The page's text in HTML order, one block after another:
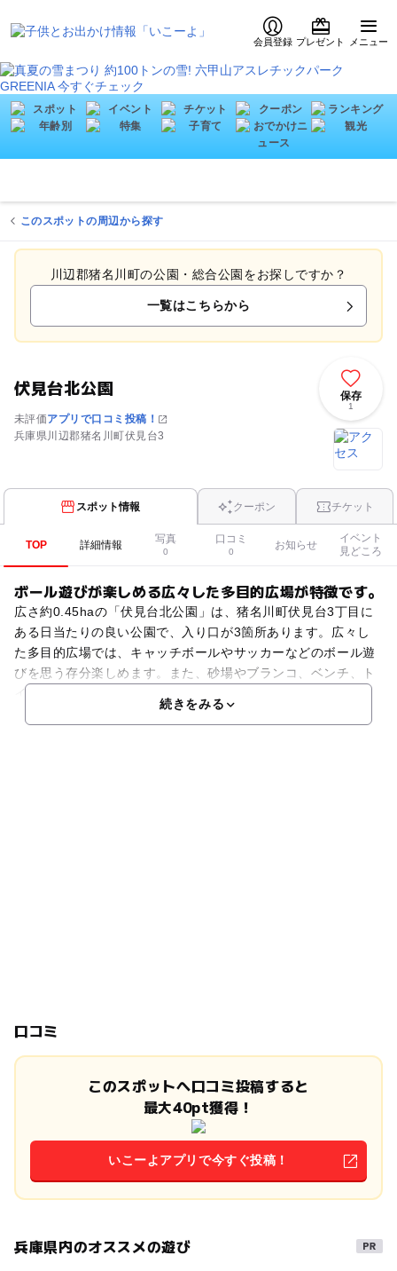
会員登録 プレゼント メニュー
このスポットの周辺から探す
川辺郡猪名川町の公園・総合公園をお探しですか？
一覧はこちらから
伏見台北公園
未評価アプリで口コミ投稿！
兵庫県川辺郡猪名川町伏見台3
保存
1
スポット情報 クーポン チケット
TOP 詳細情報 写真
0
口コミ
0
お知らせ
イベント
見どころ
ボール遊びが楽しめる広々した多目的広場が特徴です。
広さ約0.45haの「伏見台北公園」は、猪名川町伏見台3丁目に
ある日当たりの良い公園で、入り口が3箇所あります。広々し
た多目的広場では、キャッチボールやサッカーなどのボール遊
びを思う存分楽しめます。また、砂場やブランコ、ベンチ、ト
イレなども設置しています。夕方になると子供たちの姿
続きをみる
口コミ
このスポットへ口コミ投稿すると
最大40pt獲得！
いこーよアプリで今すぐ投稿！
兵庫県内のオススメの遊び